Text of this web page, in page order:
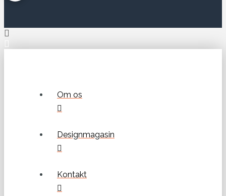
Om os
Designmagasin
Kontakt